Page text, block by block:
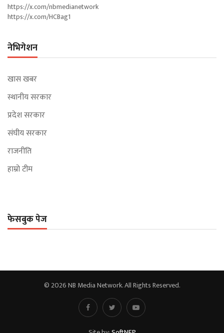
https://x.com/nbmedianetwork
https://x.com/HCBag1
नेभिगेशन
खास खबर
स्थानीय सरकार
प्रदेश सरकार
संघीय सरकार
राजनीति
हाम्रो टीम
फेसबुक पेज
© 2026 NB Media Network. All Rights Reserved.